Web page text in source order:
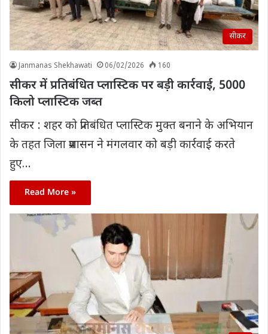
सीकर
Janmanas Shekhawati 06/02/2026 160
सीकर में प्रतिबंधित प्लास्टिक पर बड़ी कार्रवाई, 5000
किलो प्लास्टिक जब्त
सीकर : शहर को प्रतिबंधित प्लास्टिक मुक्त बनाने के अभियान
के तहत जिला प्रशासन ने मंगलवार को बड़ी कार्रवाई करते
हुए…
Read More »